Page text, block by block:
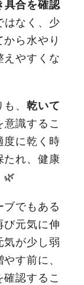
具合を確認
はなく、少
ら水やり
えやすくな
も、乾いて
意識するこ
度に乾く時
たれ、健康
🌿
でもある
び元気に伸
気が少し弱
す前に、
認するこ